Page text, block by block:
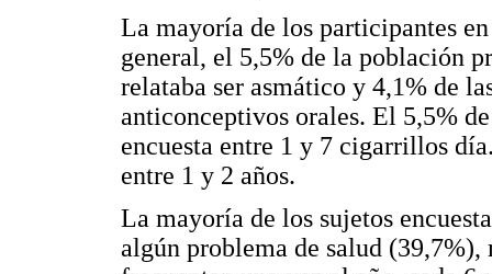
La mayoría de los participantes
general, el 5,5% de la población
relataba ser asmático y 4,1% de
anticonceptivos orales. El 5,5%
encuesta entre 1 y 7 cigarrillos
entre 1 y 2 años.
La mayoría de los sujetos
algún problema de salud